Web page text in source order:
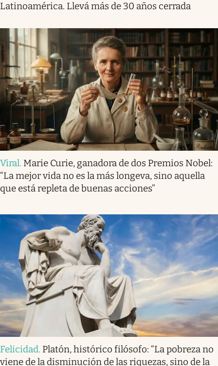
Latinoamérica. Llevá más de 30 años cerrada
Viral. Marie Curie, ganadora de dos Premios Nobel:
“La mejor vida no es la más longeva, sino aquella
que está repleta de buenas acciones”
Felicidad. Platón, histórico filósofo: “La pobreza no
viene de la disminución de las riquezas, sino de la